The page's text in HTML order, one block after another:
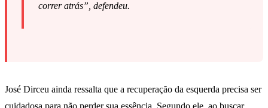
correr atrás”, defendeu.
José Dirceu ainda ressalta que a recuperação da esquerda precisa ser
cuidadosa para não perder sua essência. Segundo ele, ao buscar